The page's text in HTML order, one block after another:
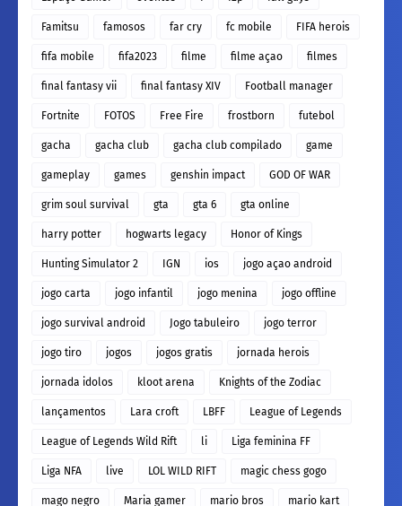
Famitsu famosos far cry fc mobile FIFA herois
fifa mobile fifa2023 filme filme açao filmes
final fantasy vii final fantasy XIV Football manager
Fortnite FOTOS Free Fire frostborn futebol
gacha gacha club gacha club compilado game
gameplay games genshin impact GOD OF WAR
grim soul survival gta gta 6 gta online
harry potter hogwarts legacy Honor of Kings
Hunting Simulator 2 IGN ios jogo açao android
jogo carta jogo infantil jogo menina jogo offline
jogo survival android Jogo tabuleiro jogo terror
jogo tiro jogos jogos gratis jornada herois
jornada idolos kloot arena Knights of the Zodiac
lançamentos Lara croft LBFF League of Legends
League of Legends Wild Rift li Liga feminina FF
Liga NFA live LOL WILD RIFT magic chess gogo
mago negro Maria gamer mario bros mario kart